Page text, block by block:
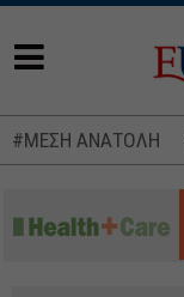
#ΜΕΣΗ ΑΝΑΤΟΛΗ